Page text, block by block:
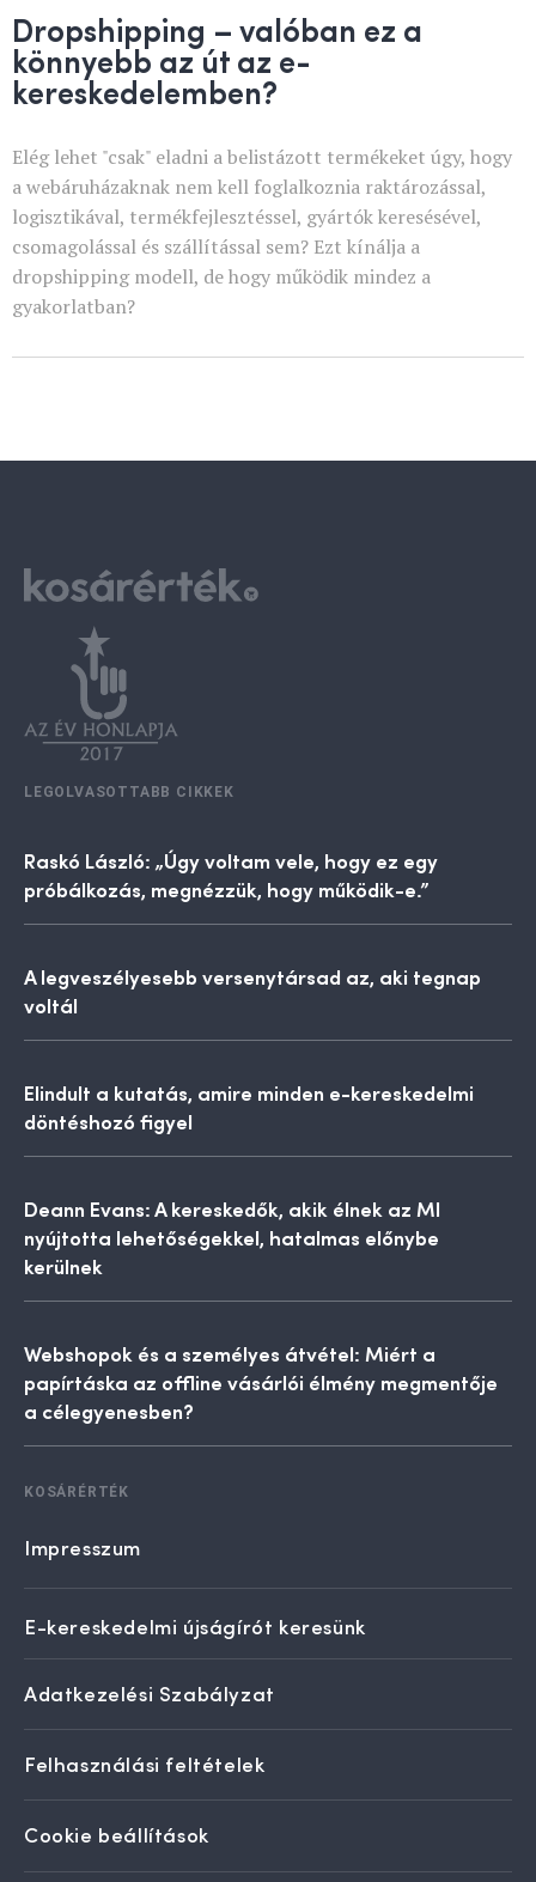
Dropshipping – valóban ez a
könnyebb az út az e-
kereskedelemben?
Elég lehet "csak" eladni a belistázott termékeket úgy, hogy
a webáruházaknak nem kell foglalkoznia raktározással,
logisztikával, termékfejlesztéssel, gyártók keresésével,
csomagolással és szállítással sem? Ezt kínálja a
dropshipping modell, de hogy működik mindez a
gyakorlatban?
LEGOLVASOTTABB CIKKEK
Raskó László: „Úgy voltam vele, hogy ez egy
próbálkozás, megnézzük, hogy működik-e.”
A legveszélyesebb versenytársad az, aki tegnap
voltál
Elindult a kutatás, amire minden e-kereskedelmi
döntéshozó figyel
Deann Evans: A kereskedők, akik élnek az MI
nyújtotta lehetőségekkel, hatalmas előnybe
kerülnek
Webshopok és a személyes átvétel: Miért a
papírtáska az offline vásárlói élmény megmentője
a célegyenesben?
KOSÁRÉRTÉK
Impresszum
E-kereskedelmi újságírót keresünk
Adatkezelési Szabályzat
Felhasználási feltételek
Cookie beállítások